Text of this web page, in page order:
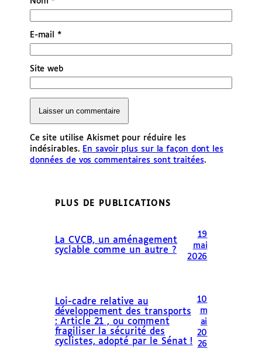
E-mail*
Site web
Ce site utilise Akismet pour réduire les
indésirables. En savoir plus sur la façon dont les
données de vos commentaires sont traitées.
PLUS DE PUBLICATIONS
La CVCB, un aménagement
cyclable comme un autre ?
19
mai
2026
Loi-cadre relative au
développement des transports
: Article 21 , ou comment
fragiliser la sécurité des
cyclistes, adopté par le Sénat !
10
m
ai
20
26